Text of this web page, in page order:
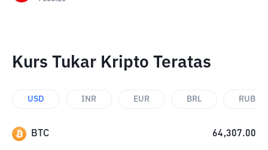
Kurs Tukar Kripto Teratas
USD INR EUR BRL RUB
BTC 64,307.00